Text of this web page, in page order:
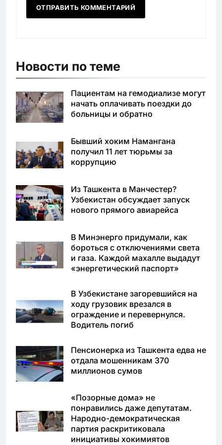
Новости по теме
Пациентам на гемодиализе могут
начать оплачивать поездки до
больницы и обратно
Бывший хоким Намангана
получил 11 лет тюрьмы за
коррупцию
Из Ташкента в Манчестер?
Узбекистан обсуждает запуск
нового прямого авиарейса
В Минэнерго придумали, как
бороться с отключениями света
и газа. Каждой махалле выдадут
«энергетический паспорт»
В Узбекистане загоревшийся на
ходу грузовик врезался в
ограждение и перевернулся.
Водитель погиб
Пенсионерка из Ташкента едва не
отдала мошенникам 370
миллионов сумов
«Позорные дома» не
понравились даже депутатам.
Народно-демократическая
партия раскритиковала
инициативы хокимиятов